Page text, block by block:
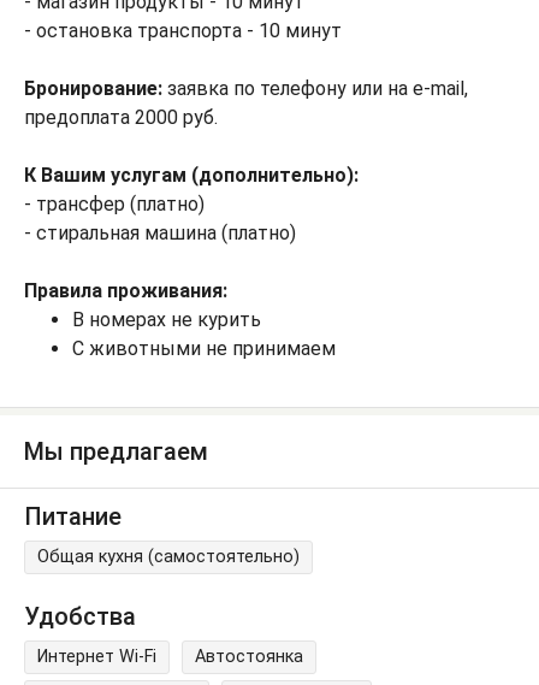
- остановка транспорта - 10 минут
Бронирование: заявка по телефону или на e-mail,
предоплата 2000 руб.
К Вашим услугам (дополнительно):
- трансфер (платно)
- стиральная машина (платно)
Правила проживания:
В номерах не курить
С животными не принимаем
Мы предлагаем
Питание
Общая кухня (самостоятельно)
Удобства
Интернет Wi-Fi
Автостоянка